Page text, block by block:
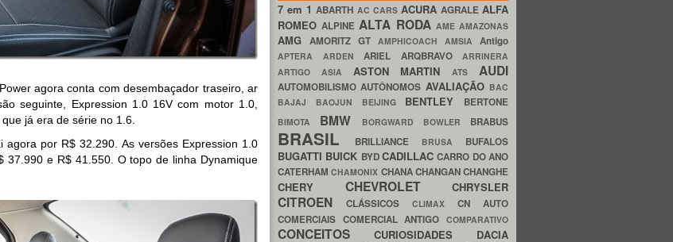
agora conta com desembaçador traseiro, ar
seguinte, Expression 1.0 16V com motor 1.0,
já era de série no 1.6.
por R$ 32.290. As versões Expression 1.0
37.990 e R$ 41.550. O topo de linha Dynamique
7 em 1ABARTH AC CARS ACURA AGRALE ALFA
ROMEOALPINEALTA RODA AME AMAZONAS
AMG AMORITZ GT AMPHICOACH AMSIA Antigo
APTERA ARDEN ARIEL ARQBRAVO ARRINERA
ARTIGO ASIA ASTON MARTINATS AUDI
AUTOMOBILISMOAUTÔNOMOS AVALIAÇÃO BAC
BAJAJ BAOJUN BEIJING BENTLEY BERTONE
BIMOTA BMW BORGWARD BOWLER BRABUS
BRASIL BRILLIANCE BRUSA BUFALOS
BUGATTI BUICK BYDCADILLACCARRO DO ANO
CATERHAMCHAMONIX CHANACHANGANCHANGHE
CHERY CHEVROLET CHRYSLER
CITROEN CLÁSSICOS CLIMAX CN AUTO
COMERCIAIS COMERCIAL ANTIGOCOMPARATIVO
CONCEITOS CURIOSIDADES DACIA